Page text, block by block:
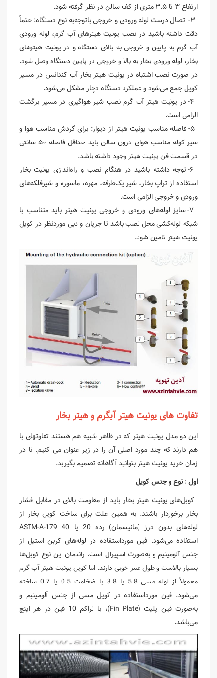
ارتفاع ۳ تا ۳.۵ متری از کف سالن در نظر گرفته شود.
۳- اتصال درست لوله ورودی و خروجی باتوجه‌به نوع دستگاه: حتماً
دقت داشته باشید در نصب یونیت هیترهای آب گرم، لوله ورودی
آب گرم به پایین و خروجی به بالای دستگاه و در یونیت هیترهای
بخار، لوله ورودی بخار به بالا و خروجی در پایین دستگاه وصل شود.
در صورت نصب اشتباه در یونیت هیتر بخار آب کندانس در مسیر
کویل جمع می‌شود و عملکرد دستگاه دچار مشکل می‌شود.
۴- در یونیت هیتر آب گرم نصب شیر هواگیری در مسیر برگشت
الزامی است.
۵- فاصله مناسب یونیت هیتر از دیوار: برای گردش مناسب هوا و
سیر کوله مناسب هوای درون سالن باید حداقل فاصله ۵۰ سانتی
در قسمت فن یونیت هیتر وجود داشته باشد.
۶- توجه داشته باشید در هنگام نصب و راه‌اندازی یونیت بخار
استفاده از تراپ بخار، شیر یک‌طرفه، مهره، ماسوره و شیرفلکه‌های
ورودی و خروجی الزامی است.
۷- سایز لوله‌های ورودی و خروجی یونیت هیتر باید متناسب با
شبکه لوله‌کشی محل نصب باشد تا جریان و دبی موردنظر در کویل
یونیت هیتر تامین شود.
تفاوت های یونیت هیتر آبگرم و هیتر بخار
این دو مدل یونیت هیتر که در ظاهر شبیه هم هستند تفاوتهای با
هم دارند که چند مورد اصلی آن را در زیر عنوان می کنیم. تا در
زمان خرید یونیت هیتر بتوانید آگاهانه تصمیم بگیرید.
اول : نوع و جنس کویل
کویل‌های یونیت هیتر بخار باید از مقاومت بالای در مقابل فشار
بخار برخوردار باشند. به همین علت برای ساخت کویل بخار از
لوله‌های بدون درز (مانیسمان) رده 20 یا 40 ASTM-A-179
استفاده می‌شود. فین مورداستفاده در لوله‌های کربن استیل از
جنس آلومینیم و به‌صورت اسپیرال است. راندمان این نوع کویل‌ها
بسیار بالاست و طول عمر خوبی دارند. اما کویل یونیت هیتر آب گرم
معمولاً از لوله مسی 5.8 یا 3.8 با ضخامت 0.5 یا 0.7 ساخته
می‌شود. فین مورداستفاده در کویل مسی از جنس آلومینیم و
به‌صورت فین پلیت (Fin Plate)، با تراکم 10 فین در هر اینچ
می‌باشد.